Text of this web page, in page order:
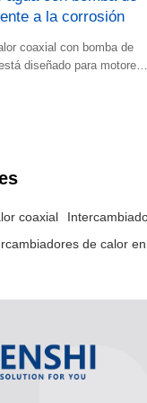
a la corrosión
coaxial con bomba de
diseñado para motores
modular y es
coaxial
de calor